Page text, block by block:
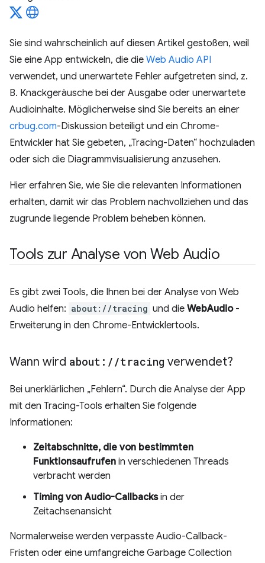
Sie sind wahrscheinlich auf diesen Artikel gestoßen, weil
Sie eine App entwickeln, die die Web Audio API
verwendet, und unerwartete Fehler aufgetreten sind, z.
B. Knackgeräusche bei der Ausgabe oder unerwartete
Audioinhalte. Möglicherweise sind Sie bereits an einer
crbug.com-Diskussion beteiligt und ein Chrome-
Entwickler hat Sie gebeten, „Tracing-Daten“ hochzuladen
oder sich die Diagrammvisualisierung anzusehen.
Hier erfahren Sie, wie Sie die relevanten Informationen
erhalten, damit wir das Problem nachvollziehen und das
zugrunde liegende Problem beheben können.
Tools zur Analyse von Web Audio
Es gibt zwei Tools, die Ihnen bei der Analyse von Web
Audio helfen: about://tracing und die WebAudio-
Erweiterung in den Chrome-Entwicklertools.
Wann wird about: //tracing verwendet?
Bei unerklärlichen „Fehlern“. Durch die Analyse der App
mit den Tracing-Tools erhalten Sie folgende
Informationen:
Zeitabschnitte, die von bestimmten
Funktionsaufrufen in verschiedenen Threads
verbracht werden
Timing von Audio-Callbacksin der
Zeitachsenansicht
Normalerweise werden verpasste Audio-Callback-
Fristen oder eine umfangreiche Garbage Collection